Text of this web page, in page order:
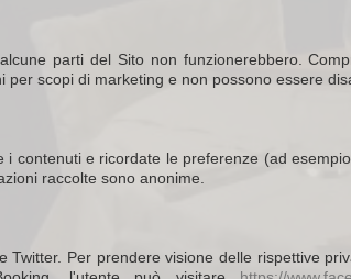
parti del Sito non funzionerebbero.
scopi di marketing e non possono essere
contenuti e ricordate le preferenze (ad
raccolte sono anonime.
Per prendere visione delle rispettive